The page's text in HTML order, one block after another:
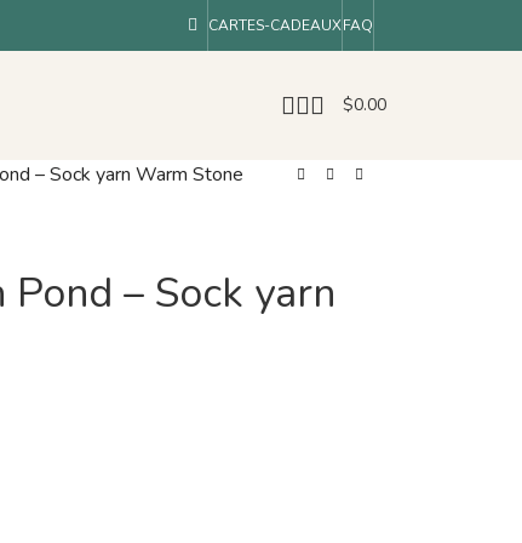
CARTES-CADEAUXFAQ
$0.00
– Sock yarn Warm Stone
– Sock yarn